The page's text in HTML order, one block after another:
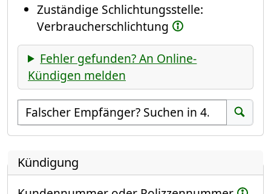
Zuständige Schlichtungsstelle:
Verbraucherschlichtung
Fehler gefunden? An Online-
Kündigen melden
Empfänger suchen
Suchen
Kündigung